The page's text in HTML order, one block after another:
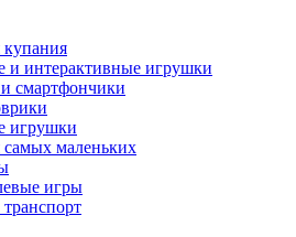
и интерактивные игрушки
смартфончики
игрушки
маленьких
игры